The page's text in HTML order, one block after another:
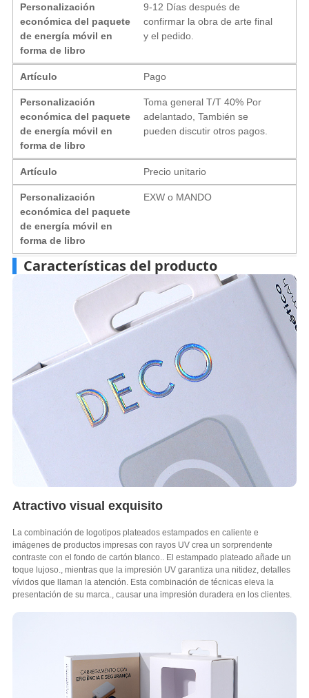
Personalización
económica del paquete
de energía móvil en
forma de libro
9-12 Días después de
confirmar la obra de arte final
y el pedido.
Artículo Pago
Personalización
económica del paquete
de energía móvil en
forma de libro
Toma general T/T 40% Por
adelantado, También se
pueden discutir otros pagos.
Artículo Precio unitario
Personalización
económica del paquete
de energía móvil en
forma de libro
EXW o MANDO
Características del producto
Atractivo visual exquisito
La combinación de logotipos plateados estampados en caliente e
imágenes de productos impresas con rayos UV crea un sorprendente
contraste con el fondo de cartón blanco.. El estampado plateado añade un
toque lujoso., mientras que la impresión UV garantiza una nitidez, detalles
vívidos que llaman la atención. Esta combinación de técnicas eleva la
presentación de su marca., causar una impresión duradera en los clientes.